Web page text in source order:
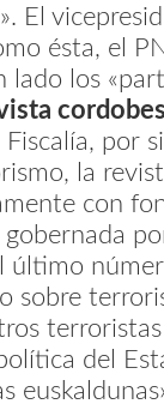
El
ésta, el
los
Fiscalía, por
la
con
último
sobre
del